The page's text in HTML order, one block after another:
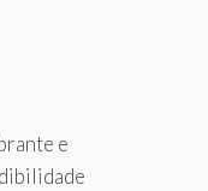
e